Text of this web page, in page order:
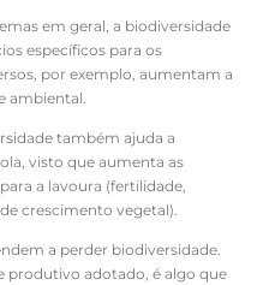
em geral, a biodiversidade
específicos para os
por exemplo, aumentam a
ambiental.
também ajuda a
visto que aumenta as
a lavoura (fertilidade,
crescimento vegetal).
a perder biodiversidade.
produtivo adotado, é algo que